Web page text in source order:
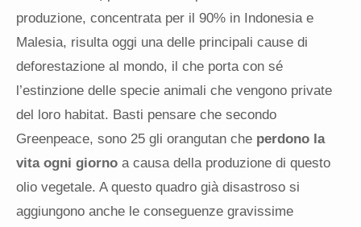
produzione, concentrata per il 90% in Indonesia e
Malesia, risulta oggi una delle principali cause di
deforestazione al mondo, il che porta con sé
l’estinzione delle specie animali che vengono private
del loro habitat. Basti pensare che secondo
Greenpeace, sono 25 gli orangutan che perdono la
vita ogni giorno a causa della produzione di questo
olio vegetale. A questo quadro già disastroso si
aggiungono anche le conseguenze gravissime